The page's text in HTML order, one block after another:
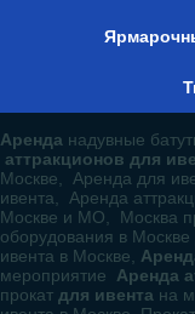
Аренда надувные
аттракционов для
Москве, Аренда для
ивента, Аренда
Москве и МО, Москва
оборудования в Москве
ивента в Москве,
мероприятие Аренда
прокат для ивента на